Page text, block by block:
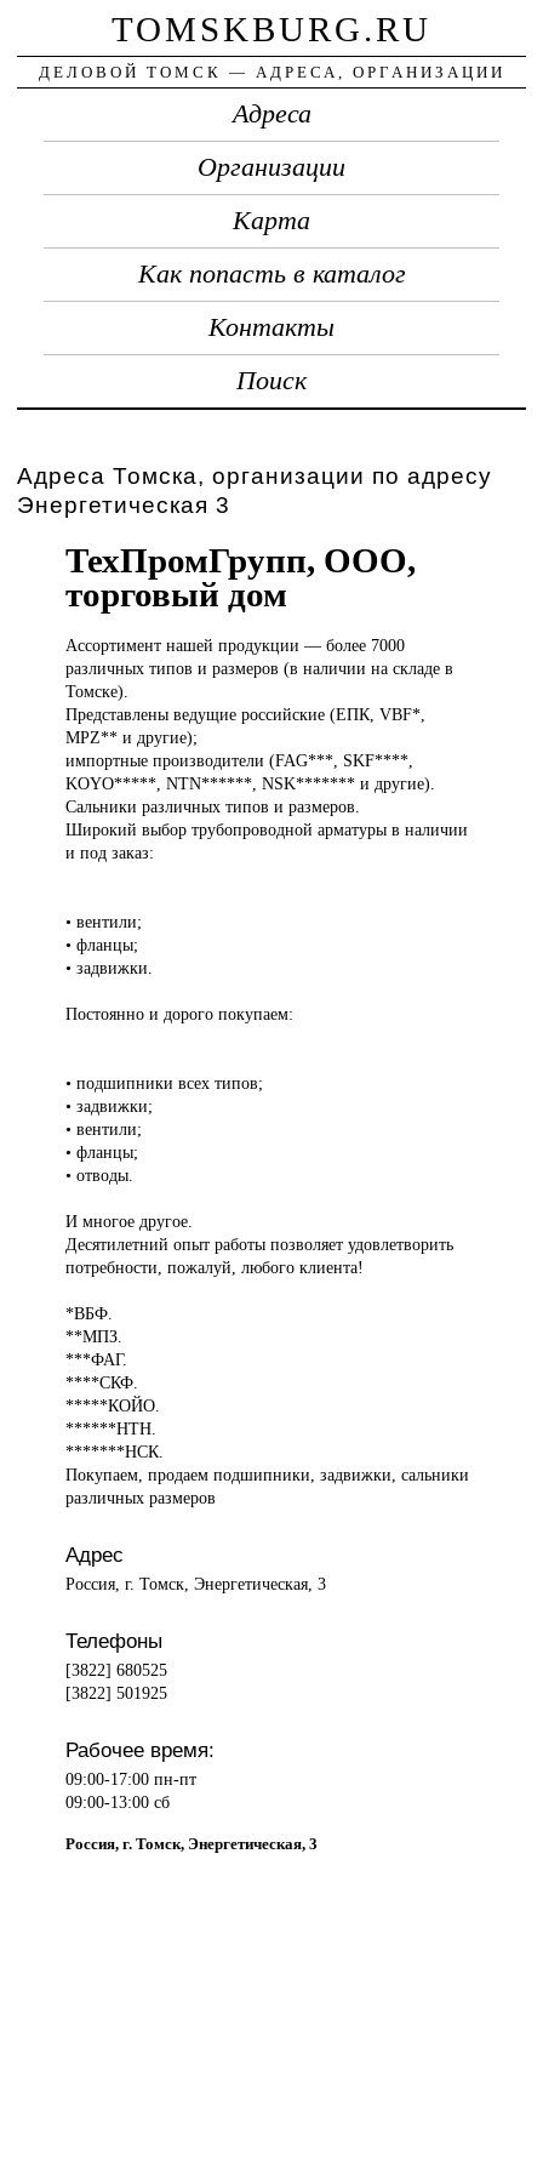
TOMSKBURG.RU
ДЕЛОВОЙ ТОМСК — АДРЕСА, ОРГАНИЗАЦИИ
Адреса
Организации
Карта
Как попасть в каталог
Контакты
Поиск
Адреса Томска, организации по адресу
Энергетическая 3
ТехПромГрупп, ООО,
торговый дом
Ассортимент нашейпродукции — более 7000
различных типов и размеров (в наличии на складе в
Томске).
Представлены ведущие российские (ЕПК, VBF*,
MPZ** и другие);
импортные производители (FAG***, SKF****,
KOYO*****, NTN******, NSK******* и другие).
Сальники различных типов и размеров.
Широкий выбор трубопроводной арматуры в наличии
и под заказ:
• вентили;
• фланцы;
• задвижки.
Постоянно и дорого покупаем:
• подшипники всех типов;
• задвижки;
• вентили;
• фланцы;
• отводы.
И многое другое.
Десятилетний опыт работы позволяет удовлетворить
потребности, пожалуй, любого клиента!
*ВБФ.
**МПЗ.
***ФАГ.
****СКФ.
*****КОЙО.
******НТН.
*******НСК.
Покупаем, продаем подшипники, задвижки, сальники
различных размеров
Адрес
Россия, г. Томск, Энергетическая, 3
Телефоны
[3822] 680525
[3822] 501925
Рабочее время:
09:00-17:00 пн-пт
09:00-13:00 сб
Россия, г. Томск, Энергетическая, 3